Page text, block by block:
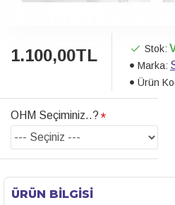
1.100,00TL Stok:
Marka:
Ürün
OHM Seçiminiz..?
ÜRÜN BILGISI